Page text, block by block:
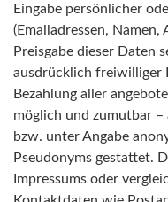
Eingabe persönlicher
(Emailadressen,
Preisgabe dieser Daten
ausdrücklich freiwilliger
Bezahlung aller
möglich und zumutbar –
bzw. unter Angabe
Pseudonyms gestattet.
Impressums oder